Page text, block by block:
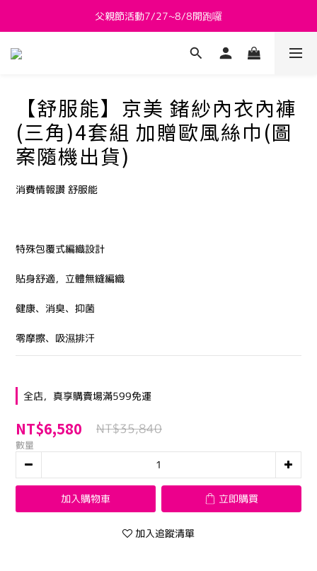
新會員送 $800購物金
父親節活動7/27~8/8開跑囉
新會員送 $800購物金
【舒服能】京美 鍺紗內衣內褲
(三角)4套組 加贈歐風絲巾(圖
案隨機出貨)
消費情報讚 舒服能
特殊包覆式編織設計
貼身舒適，立體無縫編織
健康、消臭、抑菌
零摩擦、吸濕排汗
全店，真享購賣場滿599免運
NT$6,580 NT$35,840
數量
加入購物車 立即購買
加入追蹤清單